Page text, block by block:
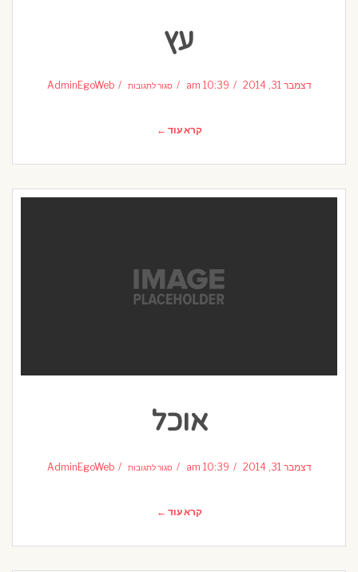
עץ
דצמבר 31, 2014 10:39 am סגור לתגובות עץ
AdminEgoWeb
קרא עוד ←
אוכל
דצמבר 31, 2014 10:39 am סגור לתגובות אוכלAdminEgoWeb
קרא עוד ←